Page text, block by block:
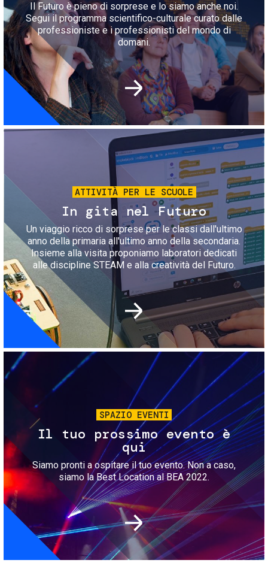
Il Futuro è pieno di sorprese e lo siamo anche noi.
Segui il programma scientifico-culturale curato dalle
professioniste e i professionisti del mondo di
domani.
Immagine
ATTIVITÀ PER LE SCUOLE
In gita nel Futuro
Un viaggio ricco di sorprese per le classi dall'ultimo
anno della primaria all'ultimo anno della secondaria.
Insieme alla visita proponiamo laboratori dedicati
alle discipline STEAM e alla creatività del Futuro.
Immagine
SPAZIO EVENTI
Il tuo prossimo evento è
qui
Siamo pronti a ospitare il tuo evento. Non a caso,
siamo la Best Location al BEA 2022.